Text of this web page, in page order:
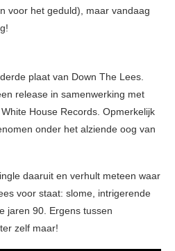
voor het geduld), maar vandaag
plaat van Down The Lees.
release in samenwerking met
House Records. Opmerkelijk
onder het alziende oog van
daaruit en verhult meteen waar
voor staat: slome, intrigerende
jaren 90. Ergens tussen
zelf maar!